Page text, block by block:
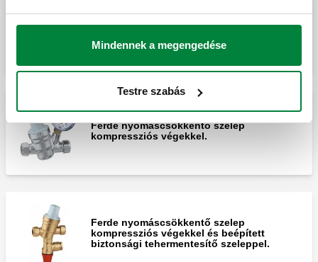
Mindennek a megengedése
Testre szabás
Ferde nyomáscsökkentő szelep
Ferde nyomáscsökkentő szelep
kompressziós végekkel.
Ferde nyomáscsökkentő szelep
kompressziós végekkel és beépített
biztonsági tehermentesítő szeleppel.